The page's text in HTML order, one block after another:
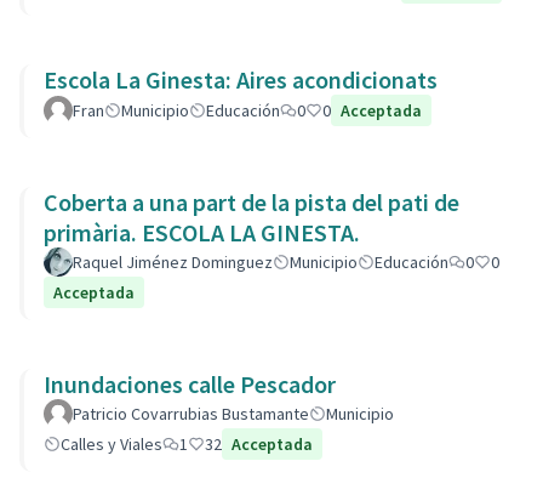
Escola La Ginesta: Aires acondicionats
Fran Municipio Educación 0 0 Acceptada
Coberta a una part de la pista del pati de
primària. ESCOLA LA GINESTA.
Raquel Jiménez Dominguez Municipio Educación 0
0
Acceptada
Inundaciones calle Pescador
Patricio Covarrubias Bustamante
Municipio
Calles y Viales
1 32 Acceptada